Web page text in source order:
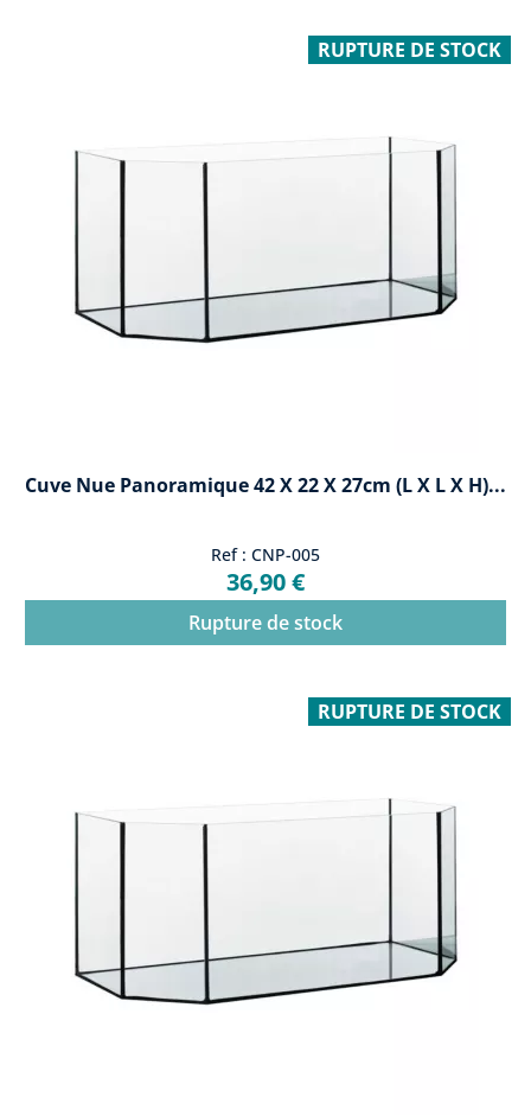
Cuve Nue Panoramique 42 X 22 X 27cm (L X L X H)...
Ref : CNP-005
36,90 €
Rupture de stock
RUPTURE DE STOCK
RUPTURE DE STOCK